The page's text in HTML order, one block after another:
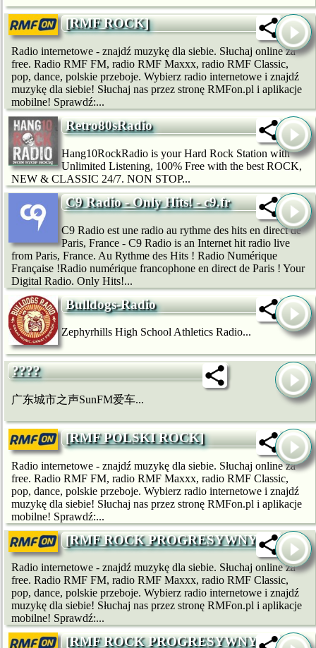
[RMF ROCK]
Radio internetowe - znajdź muzykę dla siebie. Słuchaj online za
free. Radio RMF FM, radio RMF Maxxx, radio RMF Classic,
pop, dance, polskie przeboje. Wybierz radio internetowe i znajdź
muzykę dla siebie! Słuchaj nas przez stronę RMFon.pl i aplikacje
mobilne! Sprawdź:...
Retro80sRadio
Hang10RockRadio is your Hard Rock Station with
Unlimited Listening, 100% Free with the best ROCK,
NEW & CLASSIC 24/7. NON STOP...
C9 Radio - Only Hits! - c9.fr
C9 Radio est une radio au rythme des hits en direct de
Paris, France - C9 Radio is an Internet hit radio live
from Paris, France. Au Rythme des Hits ! Radio Numérique
Française !Radio numérique francophone en direct de Paris ! Your
Digital Radio. Only Hits!...
Bulldogs-Radio
Zephyrhills High School Athletics Radio...
????
广东城市之声SunFM爱车...
[RMF POLSKI ROCK]
Radio internetowe - znajdź muzykę dla siebie. Słuchaj online za
free. Radio RMF FM, radio RMF Maxxx, radio RMF Classic,
pop, dance, polskie przeboje. Wybierz radio internetowe i znajdź
muzykę dla siebie! Słuchaj nas przez stronę RMFon.pl i aplikacje
mobilne! Sprawdź:...
[RMF ROCK PROGRESYWNY]
Radio internetowe - znajdź muzykę dla siebie. Słuchaj online za
free. Radio RMF FM, radio RMF Maxxx, radio RMF Classic,
pop, dance, polskie przeboje. Wybierz radio internetowe i znajdź
muzykę dla siebie! Słuchaj nas przez stronę RMFon.pl i aplikacje
mobilne! Sprawdź:...
[RMF ROCK PROGRESYWNY]